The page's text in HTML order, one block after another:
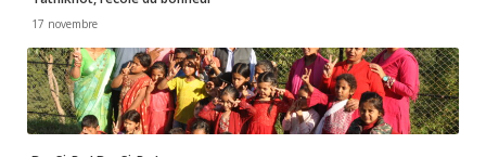
t17 novembre